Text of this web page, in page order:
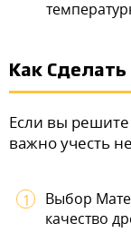
Как
Если вы
важно учесть
Выбор
качество